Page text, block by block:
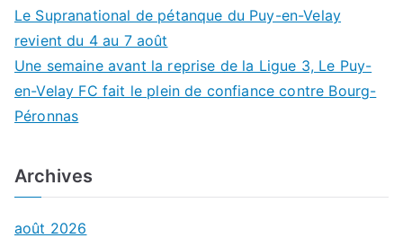
Le Supranational de pétanque du Puy-en-Velay
revient du 4 au 7 août
Une semaine avant la reprise de la Ligue 3, Le Puy-
en-Velay FC fait le plein de confiance contre Bourg-
Péronnas
Archives
août 2026